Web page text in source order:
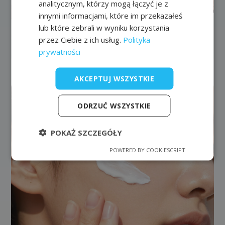
Dlaczego skóra traci jędrność i jak
temu zapobiegać?
Jędrna, gładka i elastyczna skóra to marzenie
wielu osób. Niestety z biegiem lat jej wygląd
napięta, pojawiają się pierwsze zmarszczki, a
kontury twarzy i ciała nie są już wyraźne tak jak
kiedyś. Jest to całkowicie naturalny proces,
jednak odpowiednia pielęgnacja i zdrowy tryb
analitycznym, którzy mogą łączyć je z
innymi informacjami, które im przekazałeś
lub które zebrali w wyniku korzystania
przez Ciebie z ich usług. Polityka
prywatności
AKCEPTUJ WSZYSTKIE
ODRZUĆ WSZYSTKIE
POKAŻ SZCZEGÓŁY
POWERED BY COOKIESCRIPT